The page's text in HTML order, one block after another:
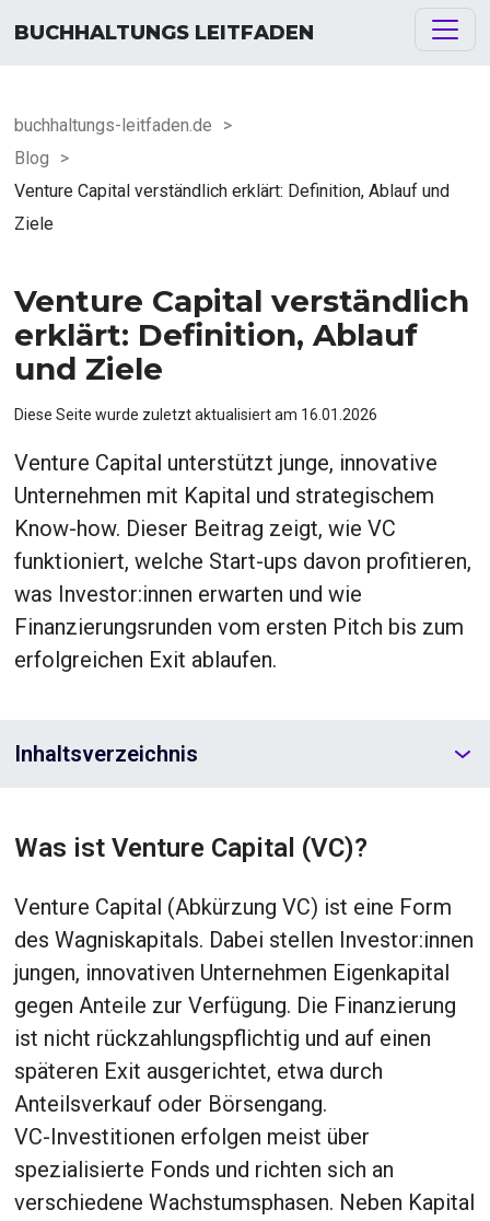
BUCHHALTUNGS LEITFADEN
buchhaltungs-leitfaden.de
>
Blog
>
Venture Capital verständlich erklärt: Definition, Ablauf und
Ziele
Venture Capital verständlich
erklärt: Definition, Ablauf
und Ziele
Diese Seite wurde zuletzt aktualisiert am 16.01.2026
Venture Capital unterstützt junge, innovative
Unternehmen mit Kapital und strategischem
Know-how. Dieser Beitrag zeigt, wie VC
funktioniert, welche Start-ups davon profitieren,
was Investor:innen erwarten und wie
Finanzierungsrunden vom ersten Pitch bis zum
erfolgreichen Exit ablaufen.
Inhaltsverzeichnis
Was ist Venture Capital (VC)?
Venture Capital (Abkürzung VC) ist eine Form
des Wagniskapitals. Dabei stellen Investor:innen
jungen, innovativen Unternehmen Eigenkapital
gegen Anteile zur Verfügung. Die Finanzierung
ist nicht rückzahlungspflichtig und auf einen
späteren Exit ausgerichtet, etwa durch
Anteilsverkauf oder Börsengang.
VC-Investitionen erfolgen meist über
spezialisierte Fonds und richten sich an
verschiedene Wachstumsphasen. Neben Kapital